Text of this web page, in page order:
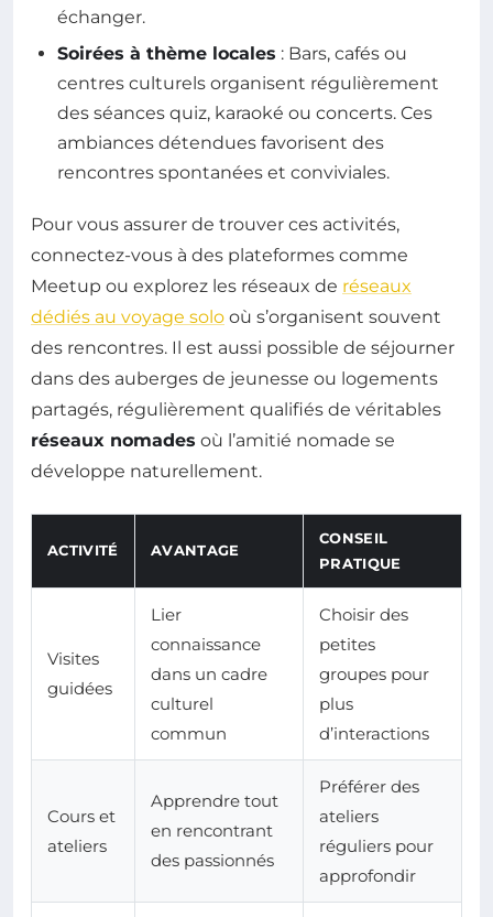
échanger.
Soirées à thème locales : Bars, cafés ou
centres culturels organisent régulièrement
des séances quiz, karaoké ou concerts. Ces
ambiances détendues favorisent des
rencontres spontanées et conviviales.
Pour vous assurer de trouver ces activités,
connectez-vous à des plateformes comme
Meetup ou explorez les réseaux de réseaux
dédiés au voyage solo où s’organisent souvent
des rencontres. Il est aussi possible de séjourner
dans des auberges de jeunesse ou logements
partagés, régulièrement qualifiés de véritables
réseaux nomades où l’amitié nomade se
développe naturellement.
ACTIVITÉ AVANTAGE
CONSEIL
PRATIQUE
Visites
guidées
Lier
connaissance
dans un cadre
culturel
commun
Choisir des
petites
groupes pour
plus
d’interactions
Cours et
ateliers
Apprendre tout
en rencontrant
des passionnés
Préférer des
ateliers
réguliers pour
approfondir